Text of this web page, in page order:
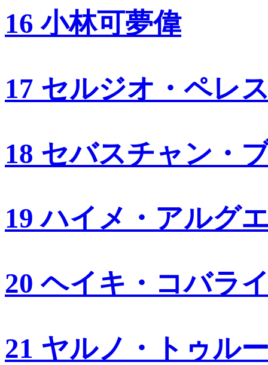
16 小林可夢偉
17 セルジオ・ペレ
18 セバスチャン・
19 ハイメ・アルグ
20 ヘイキ・コバラ
21 ヤルノ・トゥル